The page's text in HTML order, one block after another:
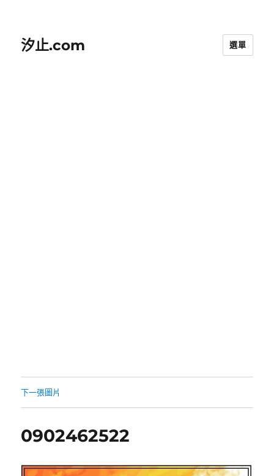
汐止.com 選單
下一張圖片
0902462522